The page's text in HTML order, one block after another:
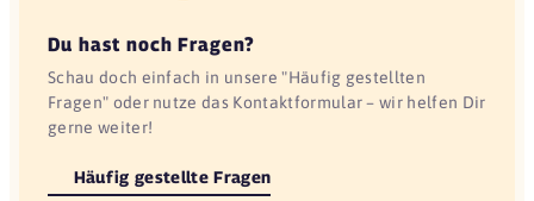
Du hast noch Fragen?
Schau doch einfach in unsere "Häufig gestellten
Fragen" oder nutze das Kontaktformular – wir helfen Dir
gerne weiter!
Häufig gestellte Fragen